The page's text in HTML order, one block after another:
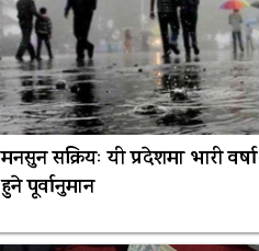
मनसुन सक्रियः यी प्रदेशमा भारी वर्षा
हुने पूर्वानुमान